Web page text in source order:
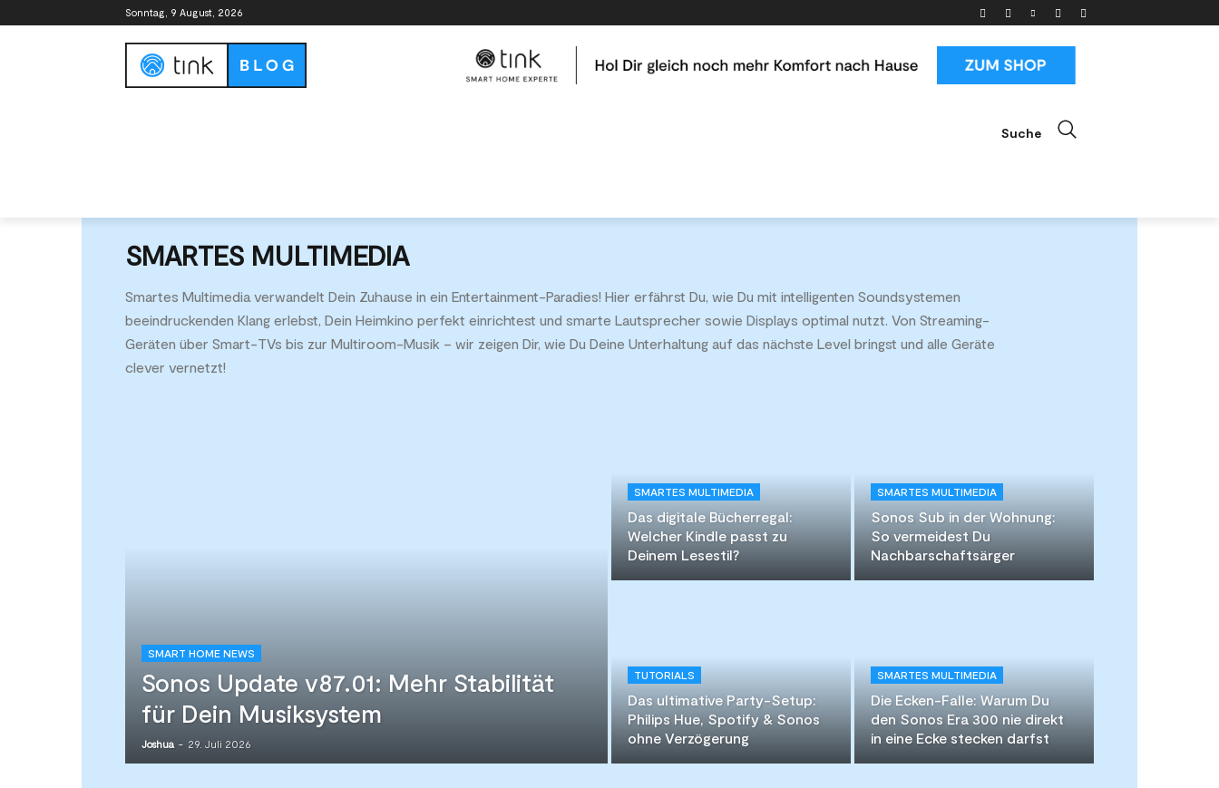
Sonntag, 9 August, 2026
Suche
Start Kategorien Smartes Multimedia
SMARTES MULTIMEDIA
Smartes Multimedia verwandelt Dein Zuhause in ein Entertainment-Paradies! Hier erfährst Du, wie Du mit intelligenten Soundsystemen
beeindruckenden Klang erlebst, Dein Heimkino perfekt einrichtest und smarte Lautsprecher sowie Displays optimal nutzt. Von Streaming-
Geräten über Smart-TVs bis zur Multiroom-Musik – wir zeigen Dir, wie Du Deine Unterhaltung auf das nächste Level bringst und alle Geräte
clever vernetzt!
SMART HOME NEWS
Sonos Update v87.01: Mehr Stabilität
für Dein Musiksystem
Joshua - 29. Juli 2026
SMARTES MULTIMEDIA
Das digitale Bücherregal:
Welcher Kindle passt zu
Deinem Lesestil?
SMARTES MULTIMEDIA
Sonos Sub in der Wohnung:
So vermeidest Du
Nachbarschaftsärger
TUTORIALS
Das ultimative Party-Setup:
Philips Hue, Spotify & Sonos
ohne Verzögerung
SMARTES MULTIMEDIA
Die Ecken-Falle: Warum Du
den Sonos Era 300 nie direkt
in eine Ecke stecken darfst